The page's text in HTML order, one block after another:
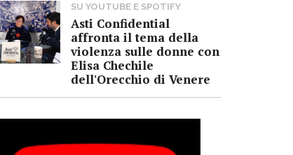
SU YOUTUBE E SPOTIFY
Asti Confidential
affronta il tema della
violenza sulle donne con
Elisa Chechile
dell'Orecchio di Venere